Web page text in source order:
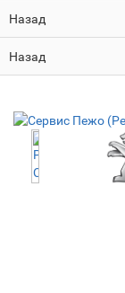
Назад
Назад